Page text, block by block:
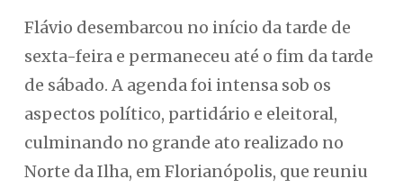
Flávio desembarcou no início da tarde de
sexta-feira e permaneceu até o fim da tarde
de sábado. A agenda foi intensa sob os
aspectos político, partidário e eleitoral,
culminando no grande ato realizado no
Norte da Ilha, em Florianópolis, que reuniu